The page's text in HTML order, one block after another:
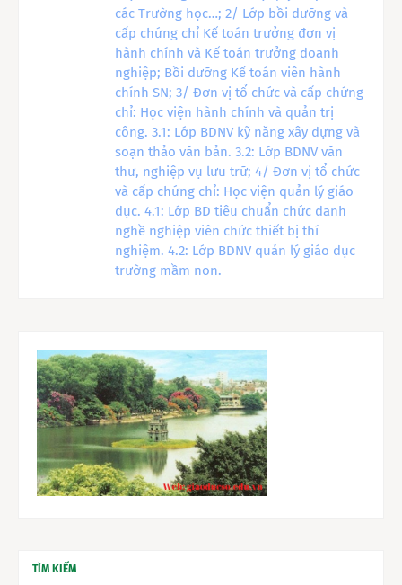
các Trường học…; 2/ Lớp bồi dưỡng và
cấp chứng chỉ Kế toán trưởng đơn vị
hành chính và Kế toán trưởng doanh
nghiệp; Bồi dưỡng Kế toán viên hành
chính SN; 3/ Đơn vị tổ chức và cấp chứng
chỉ: Học viện hành chính và quản trị
công. 3.1: Lớp BDNV kỹ năng xây dựng và
soạn thảo văn bản. 3.2: Lớp BDNV văn
thư, nghiệp vụ lưu trữ; 4/ Đơn vị tổ chức
và cấp chứng chỉ: Học viện quản lý giáo
dục. 4.1: Lớp BD tiêu chuẩn chức danh
nghề nghiệp viên chức thiết bị thí
nghiệm. 4.2: Lớp BDNV quản lý giáo dục
trường mầm non.
TÌM KIẾM